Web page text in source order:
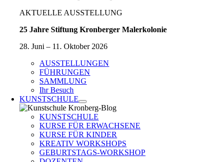
AKTUELLE AUSSTELLUNG
25 Jahre Stiftung Kronberger Malerkolonie
28. Juni – 11. Oktober 2026
AUSSTELLUNGEN
FÜHRUNGEN
SAMMLUNG
Ihr Besuch
KUNSTSCHULE
KUNSTSCHULE
KURSE FÜR ERWACHSENE
KURSE FÜR KINDER
KREATIV WORKSHOPS
GEBURTSTAGS-WORKSHOP